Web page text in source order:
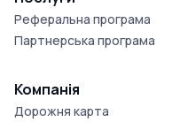
Реферальна програма
Партнерська програма
Компанія
Дорожня карта